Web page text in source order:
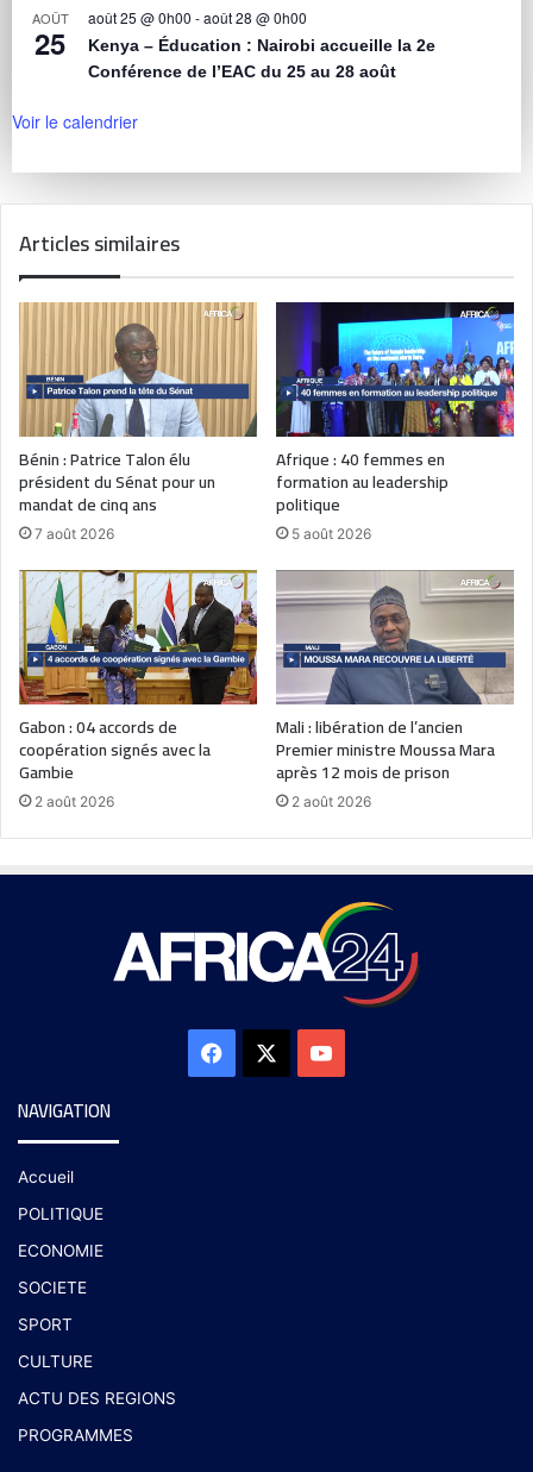
AOÛT
25
août 25 @ 0h00 -août 28 @ 0h00
Kenya – Éducation : Nairobi accueille la 2e
Conférence de l’EAC du 25 au 28 août
Voir le calendrier
Articles similaires
Bénin : Patrice Talon élu
président du Sénat pour un
mandat de cinq ans
7 août 2026
Afrique : 40 femmes en
formation au leadership
politique
5 août 2026
Gabon : 04 accords de
coopération signés avec la
Gambie
2 août 2026
Mali : libération de l’ancien
Premier ministre Moussa Mara
après 12 mois de prison
2 août 2026
NAVIGATION
Accueil
POLITIQUE
ECONOMIE
SOCIETE
SPORT
CULTURE
ACTU DES REGIONS
PROGRAMMES